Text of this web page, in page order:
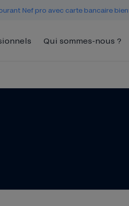
Nef pro avec carte bancaire
Qui sommes-nous ?